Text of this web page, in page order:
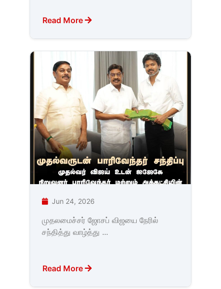
Read More
Jun 24, 2026
முதலமைச்சர் ஜோசப் விஜயை நேரில்
சந்தித்து வாழ்த்து ...
Read More